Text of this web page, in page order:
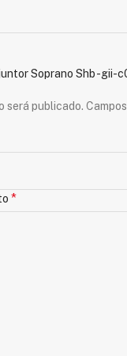
Soprano Shb -gii-
será publicado.
*